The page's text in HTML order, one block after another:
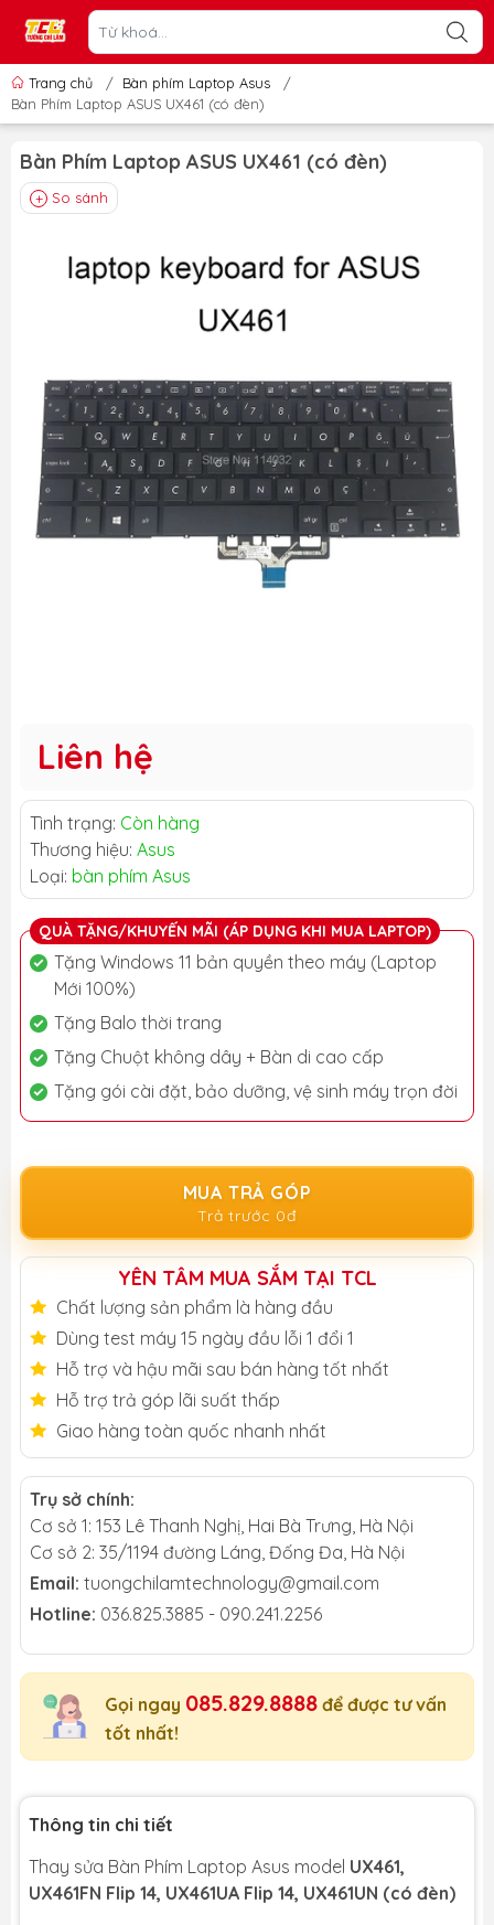
Trang chủ / Bàn phím Laptop Asus
/
Bàn Phím Laptop ASUS UX461 (có đèn)
Bàn Phím Laptop ASUS UX461 (có đèn)
So sánh
Liên hệ
Tình trạng: Còn hàng
Thương hiệu: Asus
Loại: bàn phím Asus
QUÀ TẶNG/KHUYẾN MÃI (ÁP DỤNG KHI MUA LAPTOP)
Tặng Windows 11 bản quyền theo máy (Laptop
Mới 100%)
Tặng Balo thời trang
Tặng Chuột không dây + Bàn di cao cấp
Tặng gói cài đặt, bảo dưỡng, vệ sinh máy trọn đời
MUA TRẢ GÓP
Trả trước 0đ
YÊN TÂM MUA SẮM TẠI TCL
Chất lượng sản phẩm là hàng đầu
Dùng test máy 15 ngày đầu lỗi 1 đổi 1
Hỗ trợ và hậu mãi sau bán hàng tốt nhất
Hỗ trợ trả góp lãi suất thấp
Giao hàng toàn quốc nhanh nhất
Trụ sở chính:
Cơ sở 1: 153 Lê Thanh Nghị, Hai Bà Trưng, Hà Nội
Cơ sở 2: 35/1194 đường Láng, Đống Đa, Hà Nội
Email: tuongchilamtechnology@gmail.com
Hotline: 036.825.3885 - 090.241.2256
Gọi ngay 085.829.8888 để được tư vấn
tốt nhất!
Thông tin chi tiết
Thay sửa Bàn Phím Laptop Asus model UX461,
UX461FN Flip 14, UX461UA Flip 14, UX461UN (có đèn)